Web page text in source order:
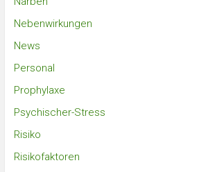
Nebenwirkungen
News
Personal
Prophylaxe
Psychischer-Stress
Risiko
Risikofaktoren